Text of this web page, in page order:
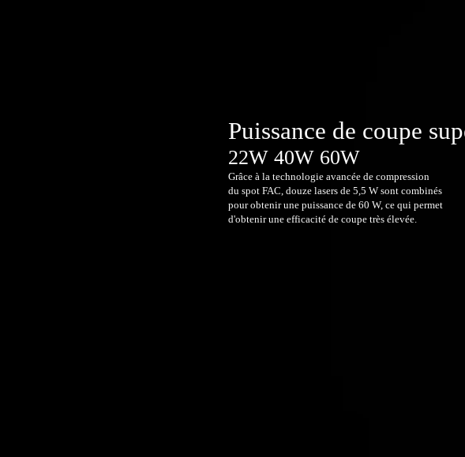
Puissance de coupe
22W 40W 60W
Grâce à la technologie avancée de compression
du spot FAC, douze lasers de 5,5 W sont combinés
pour obtenir une puissance de 60 W, ce qui permet
d'obtenir une efficacité de coupe très élevée.